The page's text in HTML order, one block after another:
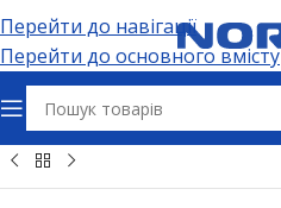
Перейти до навігації
Перейти до основного вмісту
розʼєми та адаптери